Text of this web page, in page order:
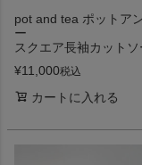
pot and tea ポットア
ー
スクエア長袖カット
¥11,000税込
カートに入れる